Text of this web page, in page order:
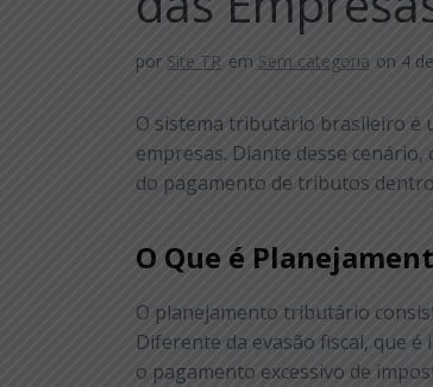
por Site TR em Sem categoria on 4
O sistema tributário brasileiro é
empresas. Diante desse
do pagamento de tributos
O Que é
O planejamento tributário
Diferente da evasão fiscal, que
o pagamento excessivo de